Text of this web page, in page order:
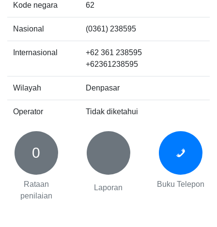
Kode negara 62
Nasional (0361) 238595
Internasional
+62 361 238595
+62361238595
Wilayah Denpasar
Operator Tidak diketahui
0
Rataan
penilaian
Laporan Buku Telepon